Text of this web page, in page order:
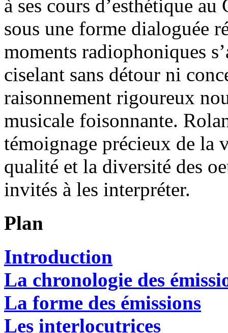
à ses cours d’esthétique
sous une forme dialoguée
moments radiophoniques
ciselant sans détour ni
raisonnement rigoureux
musicale foisonnante.
témoignage précieux de la
qualité et la diversité des
invités à les interpréter.
Plan
Introduction
La chronologie des
La forme des émissions
Les interlocutrices